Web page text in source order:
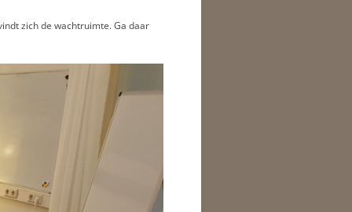
zich de wachtruimte. Ga daar